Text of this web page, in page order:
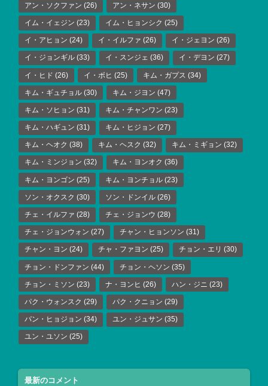
アン・ソクファン (26) アン・ネサン (30)
イム・イェジン (23) イム・ヒョンシク (25)
イ・アヒョン (24) イ・イルファ (26) イ・ジェヨン (26)
イ・ジョンギル (33) イ・スンジェ (36) イ・デヨン (27)
イ・ヒド (26) イ・ボヒ (25) キム・ガプス (34)
キム・ギュチョル (30) キム・ジヨン (47)
キム・ソヒョン (31) キム・チャンワン (23)
キム・ハギュン (31) キム・ヒジョン (27)
キム・ヘオク (38) キム・ヘスク (32) キム・ミギョン (32)
キム・ミンジョン (32) キム・ヨンオク (36)
キム・ヨンゴン (25) キム・ヨンチョル (23)
ソン・オクスク (30) ソン・ドンイル (26)
チェ・イルファ (28) チェ・ジョンウ (28)
チェ・ジョンウォン (27) チャン・ヒョンソン (31)
チャン・ヨン (24) チャ・ファヨン (25) チョン・エリ (30)
チョン・ドンファン (44) チョン・ヘソン (35)
チョン・ミソン (23) ナ・ヨンヒ (26) ハン・ジニ (23)
パク・ウォンスク (29) パク・クニョン (29)
パン・ヒョジョン (34) ユン・ジュサン (35)
ユン・ユソン (25)
最新のコメント